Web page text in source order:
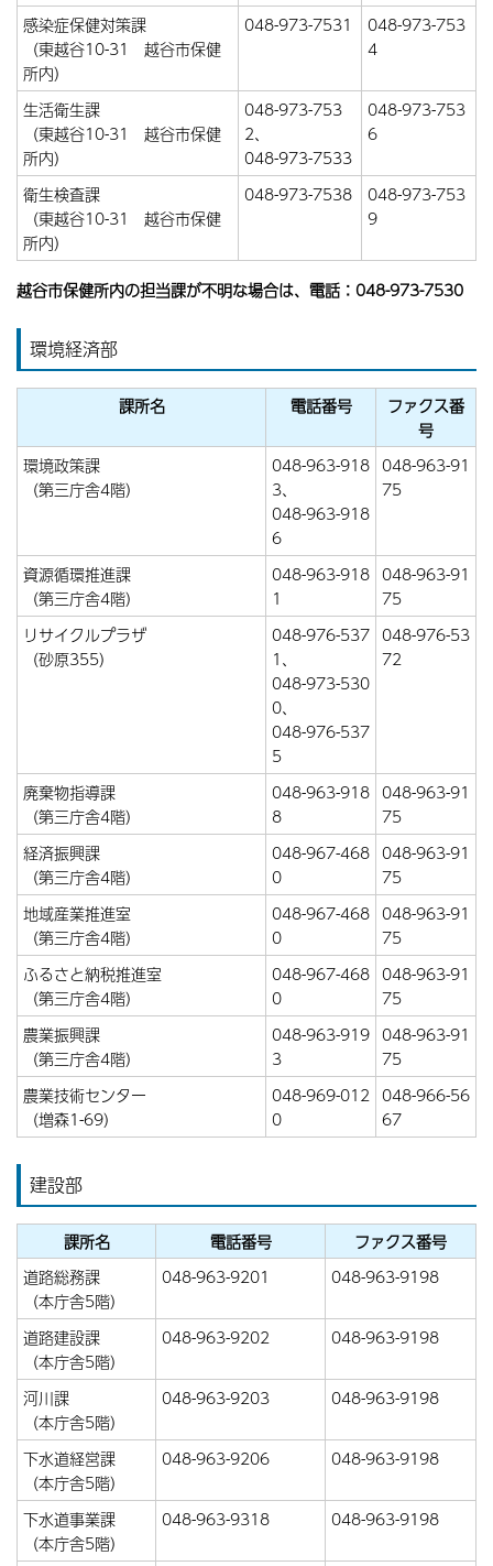
感染症保健対策課
（東越谷10-31 越谷市保健
所内）
048-973-7531
048-973-753
4
生活衛生課
（東越谷10-31 越谷市保健
所内）
048-973-753
2、
048-973-7533
048-973-753
6
衛生検査課
（東越谷10-31 越谷市保健
所内）
048-973-7538
048-973-753
9
越谷市保健所内の担当課が不明な場合は、電話：048-973-7530
環境経済部
課所名 電話番号
ファクス番
号
環境政策課
（第三庁舎4階）
048-963-918
3、
048-963-918
6
048-963-91
75
資源循環推進課
（第三庁舎4階）
048-963-918
1
048-963-91
75
リサイクルプラザ
（砂原355）
048-976-537
1、
048-973-530
0、
048-976-537
5
048-976-53
72
廃棄物指導課
（第三庁舎4階）
048-963-918
8
048-963-91
75
経済振興課
（第三庁舎4階）
048-967-468
0
048-963-91
75
地域産業推進室
（第三庁舎4階）
048-967-468
0
048-963-91
75
ふるさと納税推進室
（第三庁舎4階）
048-967-468
0
048-963-91
75
農業振興課
（第三庁舎4階）
048-963-919
3
048-963-91
75
農業技術センター
（増森1-69）
048-969-012
0
048-966-56
67
建設部
課所名 電話番号
ファクス番号
道路総務課
（本庁舎5階）
048-963-9201 048-963-9198
道路建設課
（本庁舎5階）
048-963-9202 048-963-9198
河川課
（本庁舎5階）
048-963-9203 048-963-9198
下水道経営課
（本庁舎5階）
048-963-9206 048-963-9198
下水道事業課
（本庁舎5階）
048-963-9318 048-963-9198